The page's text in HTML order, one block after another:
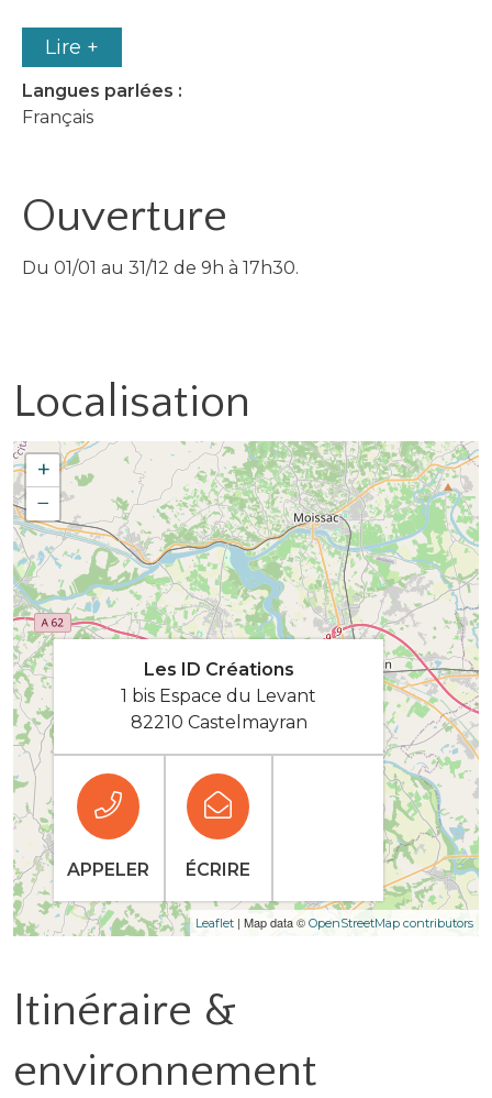
Lire +
Langues parlées :
Français
Ouverture
Du 01/01 au 31/12 de 9h à 17h30.
Localisation
+
−
Leaflet | Map data © OpenStreetMap contributors
Les ID Créations
1 bis Espace du Levant
82210 Castelmayran
APPELER ÉCRIRE
Itinéraire &
environnement